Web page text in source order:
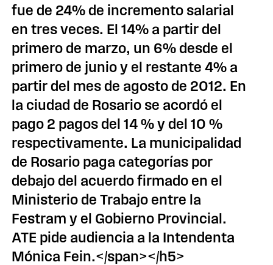
fue de 24% de incremento salarial
en tres veces. El 14% a partir del
primero de marzo, un 6% desde el
primero de junio y el restante 4% a
partir del mes de agosto de 2012. En
la ciudad de Rosario se acordó el
pago 2 pagos del 14 % y del 10 %
respectivamente. La municipalidad
de Rosario paga categorías por
debajo del acuerdo firmado en el
Ministerio de Trabajo entre la
Festram y el Gobierno Provincial.
ATE pide audiencia a la Intendenta
Mónica Fein.</span></h5>